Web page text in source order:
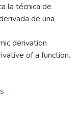
la técnica de
de una
derivation
of a function.